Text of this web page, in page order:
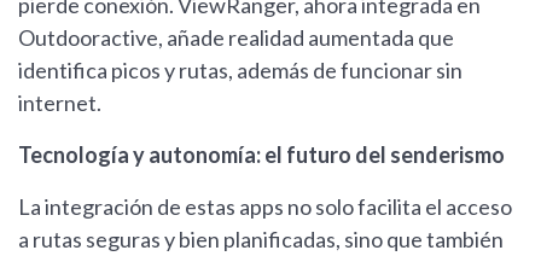
Outdooractive, añade realidad aumentada que
identifica picos y rutas, además de funcionar sin
internet.
Tecnología y autonomía: el futuro del senderismo
La integración de estas apps no solo facilita el acceso
a rutas seguras y bien planificadas, sino que también